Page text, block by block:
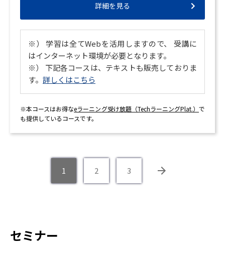
詳細を見る
※） 学習は全てWebを活用しますので、 受講に
はインターネット環境が必要となります。
※） 下記各コースは、テキストも販売しておりま
す。 詳しくはこちら
※本コースはお得なeラーニング受け放題（TechラーニングPlat.）で
も提供しているコースです。
1 2 3
セミナー